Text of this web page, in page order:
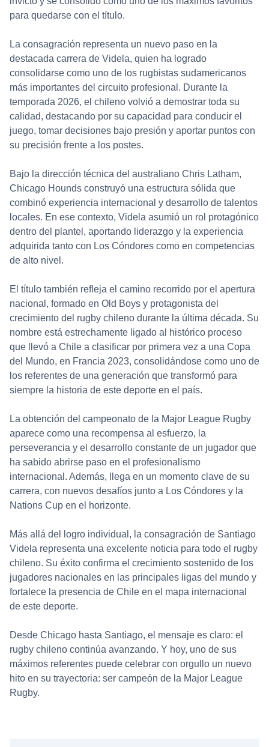
para quedarse con el título.
La consagración representa un nuevo paso en la
destacada carrera de Videla, quien ha logrado
consolidarse como uno de los rugbistas sudamericanos
más importantes del circuito profesional. Durante la
temporada 2026, el chileno volvió a demostrar toda su
calidad, destacando por su capacidad para conducir el
juego, tomar decisiones bajo presión y aportar puntos con
su precisión frente a los postes.
Bajo la dirección técnica del australiano Chris Latham,
Chicago Hounds construyó una estructura sólida que
combinó experiencia internacional y desarrollo de talentos
locales. En ese contexto, Videla asumió un rol protagónico
dentro del plantel, aportando liderazgo y la experiencia
adquirida tanto con Los Cóndores como en competencias
de alto nivel.
El título también refleja el camino recorrido por el apertura
nacional, formado en Old Boys y protagonista del
crecimiento del rugby chileno durante la última década. Su
nombre está estrechamente ligado al histórico proceso
que llevó a Chile a clasificar por primera vez a una Copa
del Mundo, en Francia 2023, consolidándose como uno de
los referentes de una generación que transformó para
siempre la historia de este deporte en el país.
La obtención del campeonato de la Major League Rugby
aparece como una recompensa al esfuerzo, la
perseverancia y el desarrollo constante de un jugador que
ha sabido abrirse paso en el profesionalismo
internacional. Además, llega en un momento clave de su
carrera, con nuevos desafíos junto a Los Cóndores y la
Nations Cup en el horizonte.
Más allá del logro individual, la consagración de Santiago
Videla representa una excelente noticia para todo el rugby
chileno. Su éxito confirma el crecimiento sostenido de los
jugadores nacionales en las principales ligas del mundo y
fortalece la presencia de Chile en el mapa internacional
de este deporte.
Desde Chicago hasta Santiago, el mensaje es claro: el
rugby chileno continúa avanzando. Y hoy, uno de sus
máximos referentes puede celebrar con orgullo un nuevo
hito en su trayectoria: ser campeón de la Major League
Rugby.